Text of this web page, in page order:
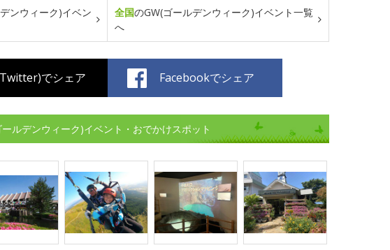
ンウィーク)イベン
全国のGW(ゴールデンウィーク)イベント一覧
へ
でシェア Facebookでシェア
ルデンウィーク)イベント・おでかけスポット